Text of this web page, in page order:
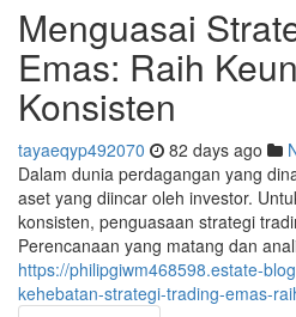
Menguasai
Emas: Raih
Konsisten
tayaeqyp492070 82 days ago
Dalam dunia perdagangan yang
aset yang diincar oleh investor.
konsisten, penguasaan strategi
Perencanaan yang matang dan
https://philipgiwm468598.estate-
kehebatan-strategi-trading-emas-